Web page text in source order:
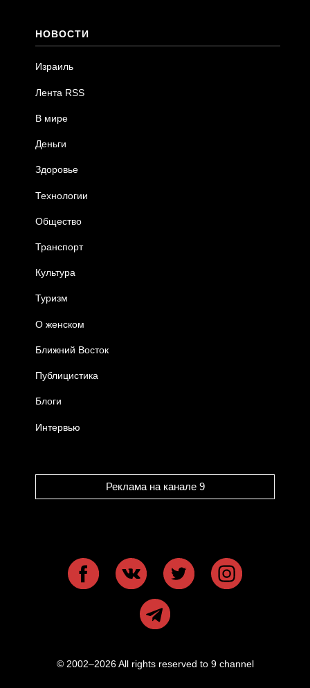
НОВОСТИ
Израиль
Лента RSS
В мире
Деньги
Здоровье
Технологии
Общество
Транспорт
Культура
Туризм
О женском
Ближний Восток
Публицистика
Блоги
Интервью
Реклама на канале 9
© 2002–2026 All rights reserved to 9 channel